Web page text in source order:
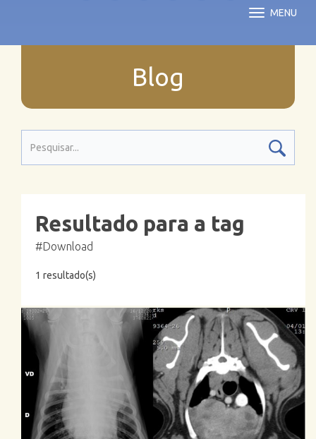
MENU
Blog
Resultado para a tag
#Download
1 resultado(s)